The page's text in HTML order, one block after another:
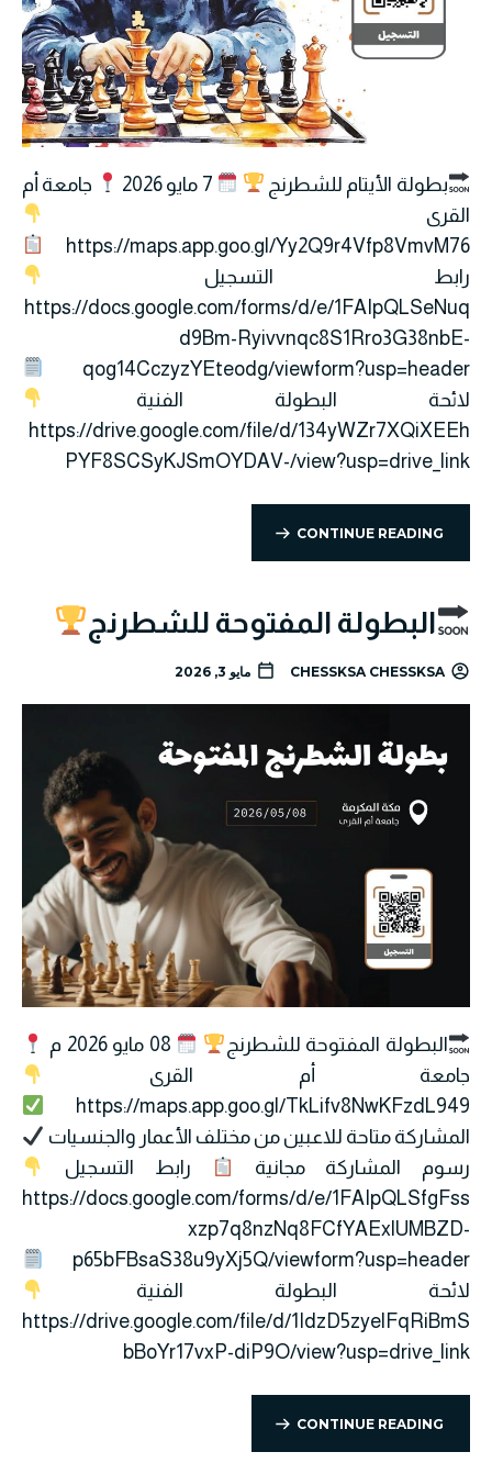
بطولة الأيتام للشطرنج
جامعة أم
القرى
https://maps.app.goo.gl/Yy2Q9r4Vfp8VmvM76
رابط التسجيل
https://docs.google.com/forms/d/e/1FAIpQLSeNuq
d9Bm-Ryivvnqc8S1Rro3G38nbE-
qog14CczyzYEteodg/viewform?usp=header
لائحة البطولة الفنية
https://drive.google.com/file/d/134yWZr7XQiXEEh
PYF8SCSyKJSmOYDAV-/view?usp=drive_link
CONTINUE READING
البطولة المفتوحة للشطرنج
CHESSKSA CHESSKSA مايو 3, 2026
البطولة المفتوحة للشطرنج
جامعة أم القرى
https://maps.app.goo.gl/TkLifv8NwKFzdL949
المشاركة متاحة للاعبين من مختلف الأعمار والجنسيات
رسوم المشاركة مجانية
رابط التسجيل
https://docs.google.com/forms/d/e/1FAIpQLSfgFss
xzp7q8nzNq8FCfYAExlUMBZD-
p65bFBsaS38u9yXj5Q/viewform?usp=header
لائحة البطولة الفنية
https://drive.google.com/file/d/1IdzD5zyelFqRiBmS
bBoYr17vxP-diP9O/view?usp=drive_link
CONTINUE READING